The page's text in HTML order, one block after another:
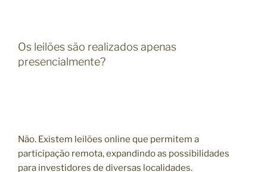
Os leilões são realizados apenas
presencialmente?
Não. Existem leilões online que permitem a
participação remota, expandindo as possibilidades
para investidores de diversas localidades.